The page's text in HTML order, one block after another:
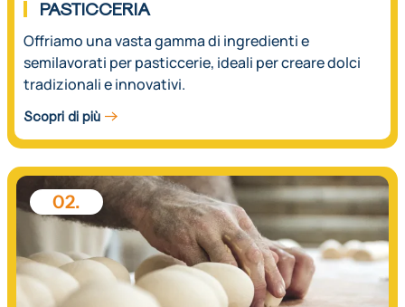
PASTICCERIA
Offriamo una vasta gamma di ingredienti e
semilavorati per pasticcerie, ideali per creare dolci
tradizionali e innovativi.
Scopri di più
02.